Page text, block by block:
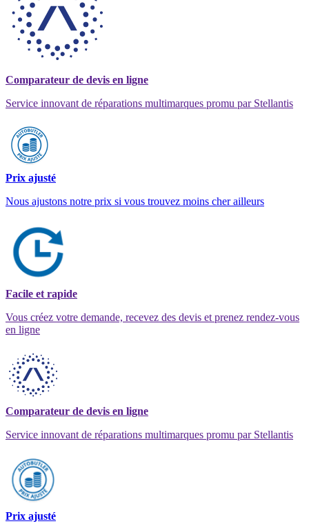
Comparateur de devis en ligne
Service innovant de réparations multimarques promu par Stellantis
Prix ajusté
Nous ajustons notre prix si vous trouvez moins cher ailleurs
Facile et rapide
Vous créez votre demande, recevez des devis et prenez rendez-vous
en ligne
Comparateur de devis en ligne
Service innovant de réparations multimarques promu par Stellantis
Prix ajusté